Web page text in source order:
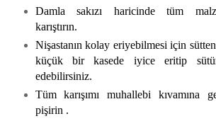
Damla sakızı haricinde tüm
karıştırın.
Nişastanın kolay eriyebilmesi için
küçük bir kasede iyice eritip
edebilirsiniz.
Tüm karışımı muhallebi kıvamına
pişirin .